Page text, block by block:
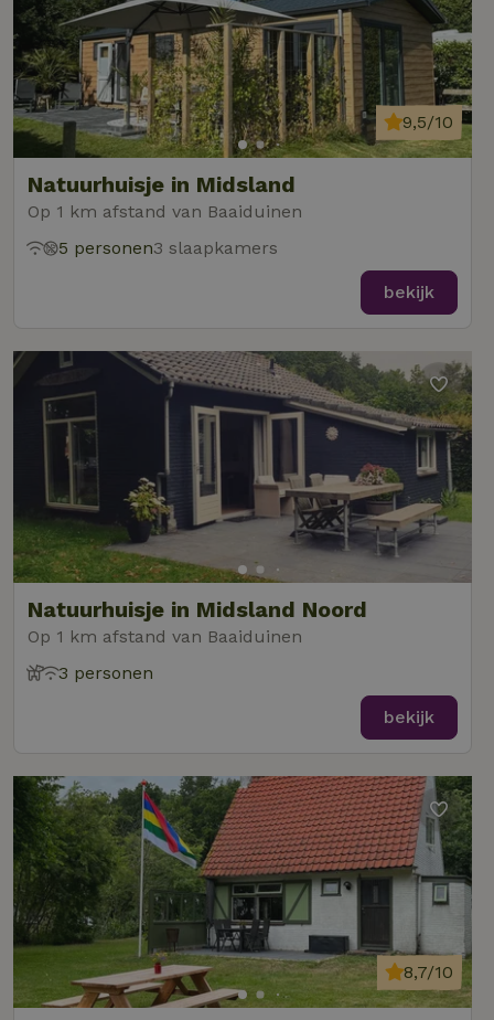
Natuurhuisje in Midsland
Op 1 km afstand van Baaiduinen
9,5/10
5 personen3 slaapkamers
bekijk
Natuurhuisje in Midsland Noord
Op 1 km afstand van Baaiduinen
3 personen
bekijk
8,7/10